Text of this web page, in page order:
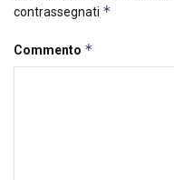
contrassegnati *
Commento *